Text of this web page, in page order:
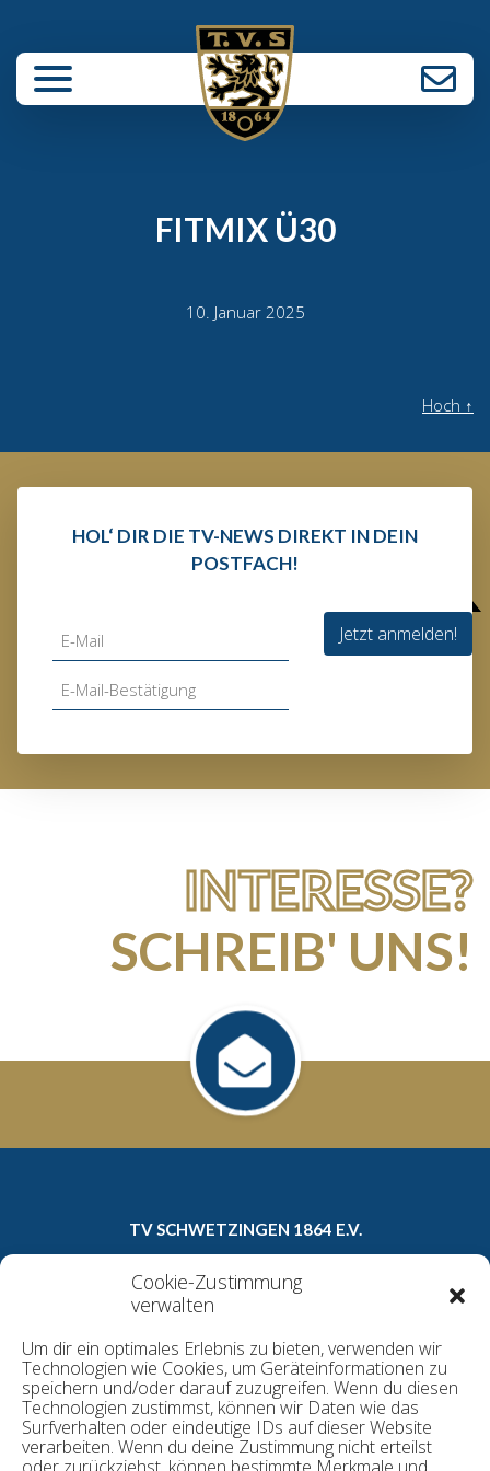
Cookie-Zustimmung
verwalten
Um dir ein optimales Erlebnis zu bieten, verwenden wir
Technologien wie Cookies, um Geräteinformationen zu
speichern und/oder darauf zuzugreifen. Wenn du diesen
Technologien zustimmst, können wir Daten wie das
Surfverhalten oder eindeutige IDs auf dieser Website
verarbeiten. Wenn du deine Zustimmung nicht erteilst
schließen
FITMIX Ü30
10. Januar 2025
Hoch ↑
HOL‘ DIR DIE TV-NEWS DIREKT IN DEIN
POSTFACH!
Jetzt anmelden!
INTERESSE?
SCHREIB' UNS!
TV SCHWETZINGEN 1864 E.V.
Carl-Theodor-Straße 8a
68723 Schwetzingen
E-Mail:geschaeftsstelle@tv1864.de
Datenschutzerklärung
Kontakt